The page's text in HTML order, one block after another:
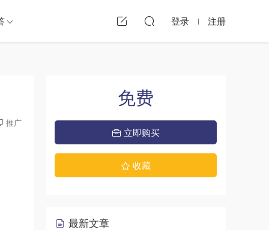
登录 注册
推广
免费
立即购买
收藏
最新文章